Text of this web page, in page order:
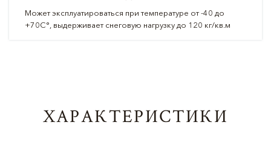
Может эксплуатироваться при температуре от -40 до
+70С°, выдерживает снеговую нагрузку до 120 кг/кв.м
ХАРАКТЕРИСТИКИ